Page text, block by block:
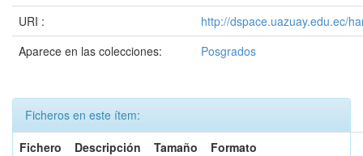
URI :
http://dspace.uazuay.edu.ec/
Aparece en las colecciones:
Posgrados
Ficheros en este ítem:
Fichero
Descripción Tamaño
Formato